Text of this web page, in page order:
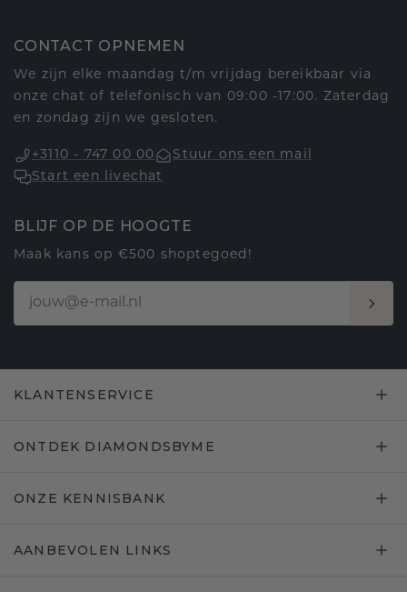
CONTACT OPNEMEN
We zijn elke maandag t/m vrijdag bereikbaar via
onze chat of telefonisch van 09:00 -17:00. Zaterdag
en zondag zijn we gesloten.
+3110 - 747 00 00
Stuur ons een mail
Start een livechat
BLIJF OP DE HOOGTE
Maak kans op €500 shoptegoed!
KLANTENSERVICE
ONTDEK DIAMONDSBYME
ONZE KENNISBANK
AANBEVOLEN LINKS